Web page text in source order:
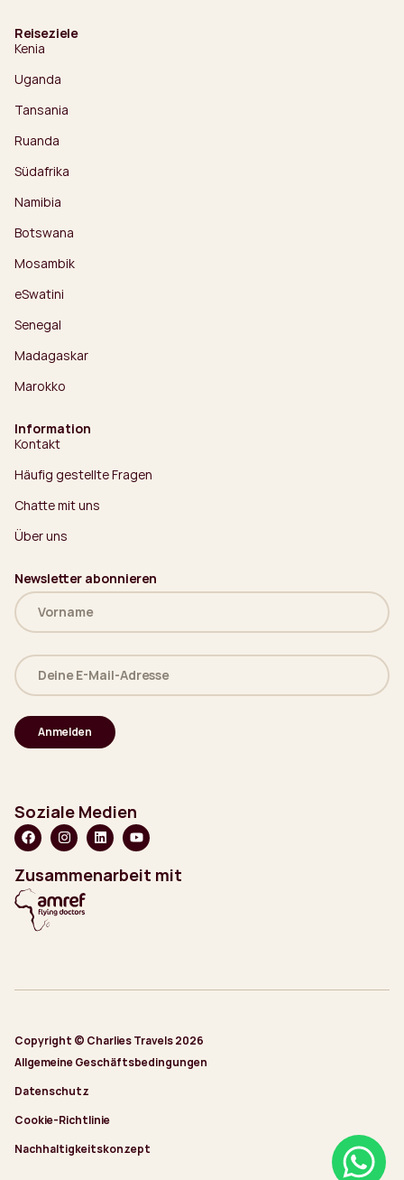
Reiseziele
Kenia
Uganda
Tansania
Ruanda
Südafrika
Namibia
Botswana
Mosambik
eSwatini
Senegal
Madagaskar
Marokko
Information
Kontakt
Häufig gestellte Fragen
Chatte mit uns
Über uns
Newsletter abonnieren
Name
(erforderlich)
Deine
E-
Mail-
(erforderlich)
Soziale Medien
Zusammenarbeit mit
Copyright © Charlies Travels 2026
Allgemeine Geschäftsbedingungen
Datenschutz
Cookie-Richtlinie
Nachhaltigkeitskonzept